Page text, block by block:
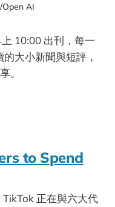
Open AI
10:00 出刊，每一
大小新聞與短評，
。
to Spend
正在與六大代